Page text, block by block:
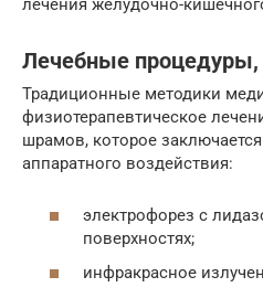
лечения желудочно-
Лечебные процедуры,
Традиционные методики
физиотерапевтическое
шрамов, которое
аппаратного воздействия:
электрофорез с
поверхностях;
инфракрасное